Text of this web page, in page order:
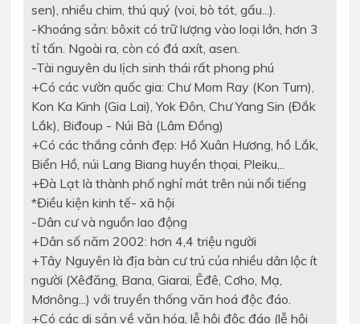
sen), nhiều chim, thú quý (voi, bò tót, gấu...).
-Khoáng sản: bôxit có trữ lượng vào loại lớn, hơn 3
tỉ tấn. Ngoài ra, còn có đá axít, asen.
-Tài nguyên du lịch sinh thái rất phong phú
+Có các vườn quốc gia: Chư Mom Ray (Kon Turn),
Kon Ka Kinh (Gia Lai), Yok Đôn, Chư Yang Sin (Đắk
Lắk), Biđoup - Núi Bà (Lâm Đồng)
+Có các thắng cảnh đẹp: Hồ Xuân Hương, hồ Lắk,
Biển Hồ, núi Lang Biang huyền thọai, Pleiku,..
+Đà Lạt là thành phố nghỉ mát trên núi nổi tiếng
*Điều kiện kinh tế- xã hội
-Dân cư và nguồn lao động
+Dân số năm 2002: hơn 4,4 triệu người
+Tây Nguyên là địa bàn cư trú của nhiều dân lộc ít
người (Xêđăng, Bana, Giarai, Êđê, Cơho, Mạ,
Mơnông...) với truyền thống văn hoá độc đáo.
+Có các di sản về văn hóa, lễ hội độc đáo (lễ hội